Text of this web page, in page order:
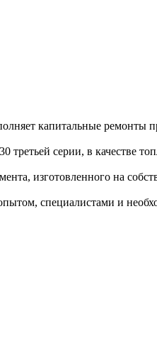
капитальные
серии, в качестве
изготовленного на
специалистами и